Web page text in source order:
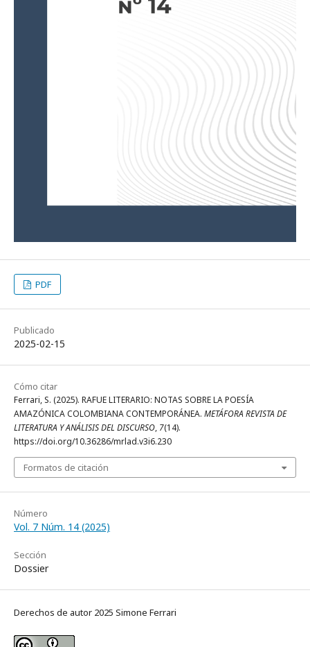
PDF
Publicado
2025-02-15
Cómo citar
Ferrari, S. (2025). RAFUE LITERARIO: NOTAS SOBRE LA POESÍA
AMAZÓNICA COLOMBIANA CONTEMPORÁNEA. METÁFORA REVISTA DE
LITERATURA Y ANÁLISIS DEL DISCURSO, 7(14).
https://doi.org/10.36286/mrlad.v3i6.230
Formatos de citación
Número
Vol. 7 Núm. 14 (2025)
Sección
Dossier
Derechos de autor 2025 Simone Ferrari